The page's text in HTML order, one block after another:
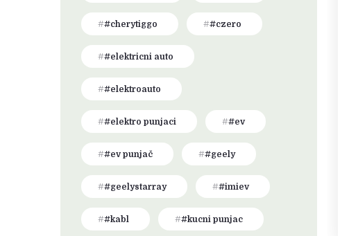
#cherytiggo #czero
#elektricni auto
#elektroauto
#elektro punjaci #ev
#ev punjač #geely
#geelystarray #imiev
#kabl #kucni punjac